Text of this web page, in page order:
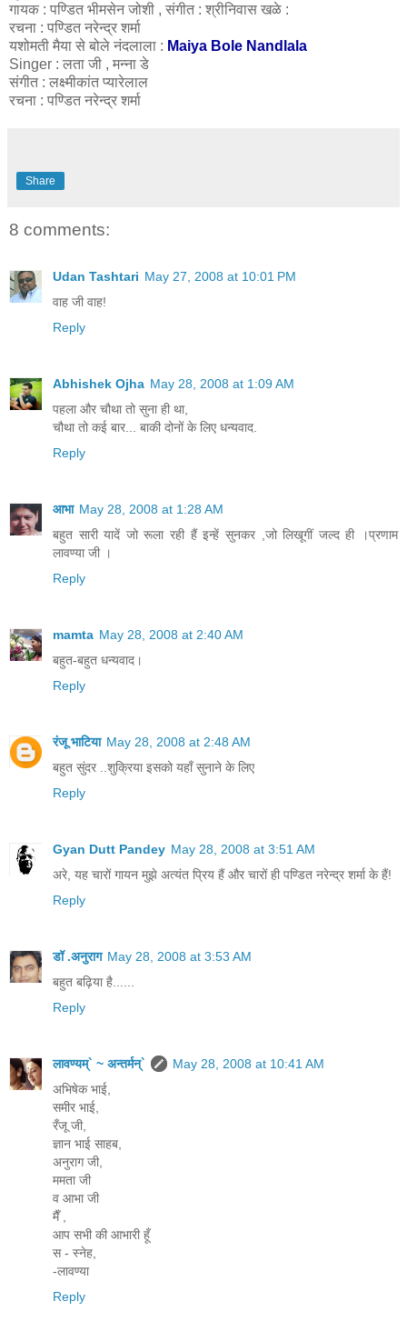
गायक : पण्डितभीमसेन जोशी , संगीत : श्रीनिवास खळे :
रचना : पण्डित नरेन्द्र शर्मा
यशोमती मैया से बोले नंदलाला : Maiya Bole Nandlala
Singer : लता जी , मन्ना डे
संगीत : लक्ष्मीकांतप्यारेलाल
रचना : पण्डित नरेन्द्र शर्मा
Share
8 comments:
Udan Tashtari May 27, 2008 at 10:01 PM
वाह जी वाह!
Reply
Abhishek Ojha May 28, 2008 at 1:09 AM
पहला और चौथा तो सुना ही था,
चौथा तो कई बार... बाकी दोनों के लिए धन्यवाद.
Reply
आभा May 28, 2008 at 1:28 AM
बहुत सारी यादें जो रूला रही हैं इन्हें सुनकर ,जो लिखूगीं जल्द ही ।प्रणाम
लावण्या जी ।
Reply
mamta May 28, 2008 at 2:40 AM
बहुत-बहुत धन्यवाद।
Reply
रंजू भाटिया May 28, 2008 at 2:48 AM
बहुत सुंदर ..शुक्रिया इसको यहाँ सुनाने के लिए
Reply
Gyan Dutt Pandey May 28, 2008 at 3:51 AM
अरे, यह चारों गायन मुझे अत्यंत प्रिय हैं और चारों ही पण्डित नरेन्द्र शर्मा के हैं!
Reply
डॉ .अनुराग May 28, 2008 at 3:53 AM
बहुत बढ़िया है......
Reply
लावण्यम्` ~ अन्तर्मन्`
May 28, 2008 at 10:41 AM
अभिषेक भाई,
समीर भाई,
रँजू जी,
ज्ञान भाई साहब,
अनुराग जी,
ममता जी
व आभा जी
मैँ ,
आप सभी की आभारी हूँ
स - स्नेह,
-लावण्या
Reply